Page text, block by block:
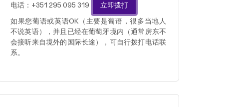
电话：+351 295 095 319
立即拨打
如果您葡语或英语OK（主要是葡语，很多当地人
不说英语），并且已经在葡萄牙境内（通常房东不
会接听来自境外的国际长途），可自行拨打电话联
系。